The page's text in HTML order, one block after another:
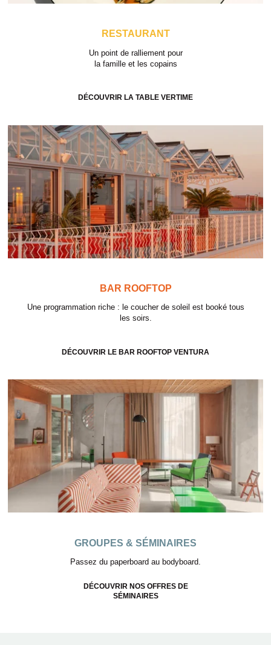
RESTAURANT
Un point de ralliement pour
la famille et les copains
DÉCOUVRIR LA TABLE VERTIME
BAR ROOFTOP
Une programmation riche : le coucher de soleil est booké tous
les soirs.
DÉCOUVRIR LE BAR ROOFTOP VENTURA
GROUPES & SÉMINAIRES
Passez du paperboard au bodyboard.
DÉCOUVRIR NOS OFFRES DE
SÉMINAIRES
ACCUEIL
CHAMBRES & SUITES
SERVICES
RESTAURANT
ÉVÉNEMENTS
ACTIVITÉS